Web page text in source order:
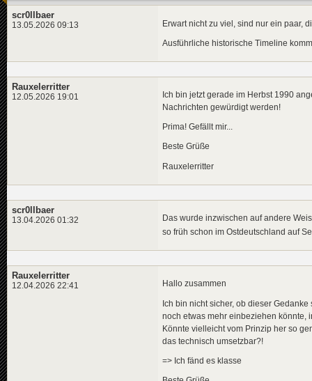
scr0llbaer
13.05.2026 09:13 Erwart nicht zu viel, sind nur ein paar,
Ausführliche historische Timeline
Rauxelerritter
12.05.2026 19:01
Ich bin jetzt gerade im Herbst 1990
Nachrichten gewürdigt werden!
Prima! Gefällt mir...
Beste Grüße
Rauxelerritter
scr0llbaer
13.04.2026 01:32
Das wurde inzwischen auf andere
so früh schon im Ostdeutschland auf
Rauxelerritter
12.04.2026 22:41 Hallo zusammen
Ich bin nicht sicher, ob dieser
noch etwas mehr einbeziehen könnte,
Könnte vielleicht vom Prinzip her so
das technisch umsetzbar?!
=> Ich fänd es klasse